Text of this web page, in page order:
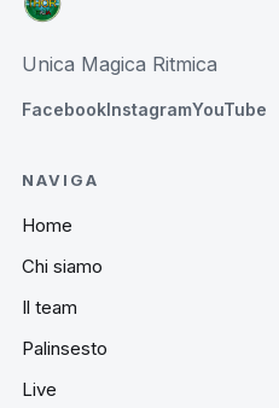
Unica Magica Ritmica
FacebookInstagramYouTube
NAVIGA
Home
Chi siamo
Il team
Palinsesto
Live